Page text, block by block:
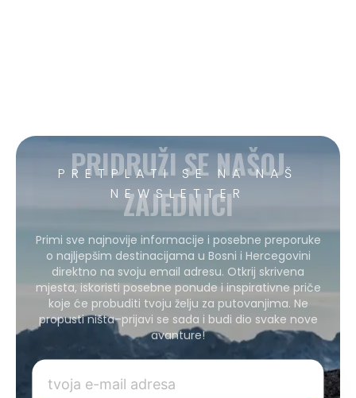
PRETPLATI SE NA NAŠ
NEWSLETTER
PRIDRUŽI SE NAŠOJ
ZAJEDNICI
Primi sve najnovije informacije i posebne preporuke
o najljepšim destinacijama u Bosni i Hercegovini
direktno na svoju email adresu. Otkrij skrivena
mjesta, iskoristi posebne ponude i inspirativne priče
koje će probuditi tvoju želju za putovanjima. Ne
propusti ništa–prijavi se sada i budi dio svake nove
avanture!